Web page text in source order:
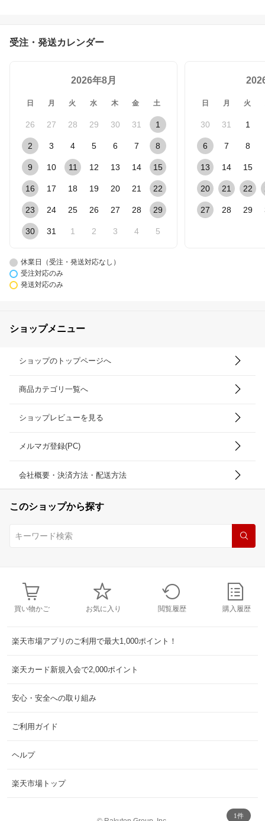
1件
グ はみがき粉 ハミガキ
ハミガキ粉 パウダー 粉
受注・発送カレンダー
2026年8月
日 月 火 水 木 金 土
26 27 28 29 30 31 1
2 3 4 5 6 7 8
9 10 11 12 13 14 15
16 17 18 19 20 21 22
23 24 25 26 27 28 29
30 31 1 2 3 4 5
日 月 火
30 31 1
6 7 8
13 14 15
20 21 22
27 28 29
休業日（受注・発送対応なし）
受注対応のみ
発送対応のみ
ショップメニュー
ショップのトップページへ
商品カテゴリ一覧へ
ショップレビューを見る
メルマガ登録(PC)
会社概要・決済方法・配送方法
このショップから探す
買い物かご お気に入り 閲覧履歴 購入履歴
楽天市場アプリのご利用で最大1,000ポイント！
楽天カード新規入会で2,000ポイント
安心・安全への取り組み
ご利用ガイド
ヘルプ
楽天市場トップ